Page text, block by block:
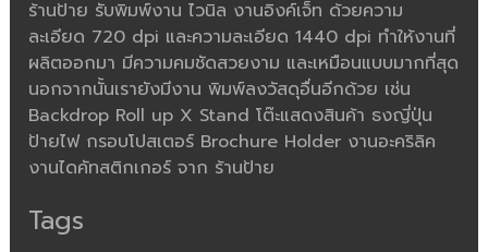
ร้านป้าย รับพิมพ์งาน ไวนิล งานอิงค์เจ็ท ด้วยความ
ละเอียด 720 dpi และความละเอียด 1440 dpi ทำให้งานที่
ผลิตออกมา มีความคมชัดสวยงาม และเหมือนแบบมากที่สุด
นอกจากนั้นเรายังมีงาน พิมพ์ลงวัสดุอื่นอีกด้วย เช่น
Backdrop Roll up X Stand โต๊ะแสดงสินค้า ธงญี่ปุ่น
ป้ายไฟ กรอบโปสเตอร์ Brochure Holder งานอะคริลิค
งานไดคัทสติกเกอร์ จาก ร้านป้าย
Tags